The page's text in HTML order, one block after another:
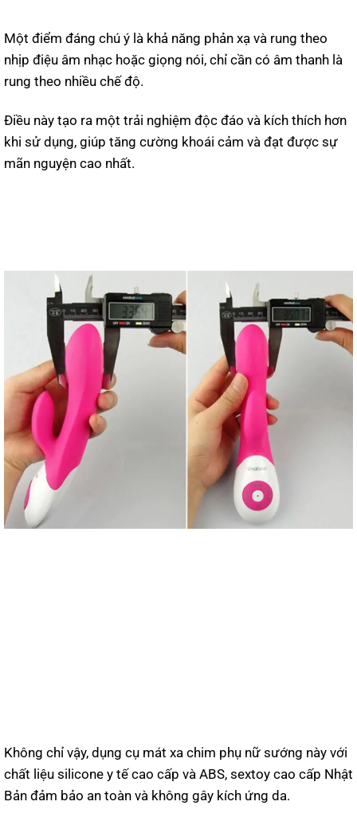
Một điểm đáng chú ý là khả năng phản xạ và rung theo
nhịp điệu âm nhạc hoặc giọng nói, chỉ cần có âm thanh là
rung theo nhiều chế độ.
Điều này tạo ra một trải nghiệm độc đáo và kích thích hơn
khi sử dụng, giúp tăng cường khoái cảm và đạt được sự
mãn nguyện cao nhất.
Không chỉ vậy, dụng cụ mát xa chim phụ nữ sướng này với
chất liệu silicone y tế cao cấp và ABS, sextoy cao cấp Nhật
Bản đảm bảo an toàn và không gây kích ứng da.